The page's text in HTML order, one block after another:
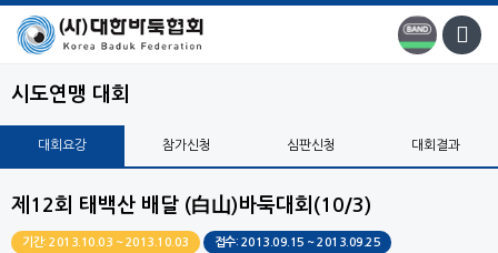
시도연맹 대회
대회요강 참가신청 심판신청 대회결과
제12회 태백산 배달 (白山)바둑대회(10/3)
기간: 2013.10.03 ~ 2013.10.03 접수: 2013.09.15 ~ 2013.09.25